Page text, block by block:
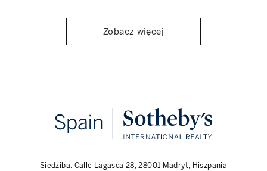
Zobacz więcej
Siedziba: Calle Lagasca 28, 28001 Madryt, Hiszpania